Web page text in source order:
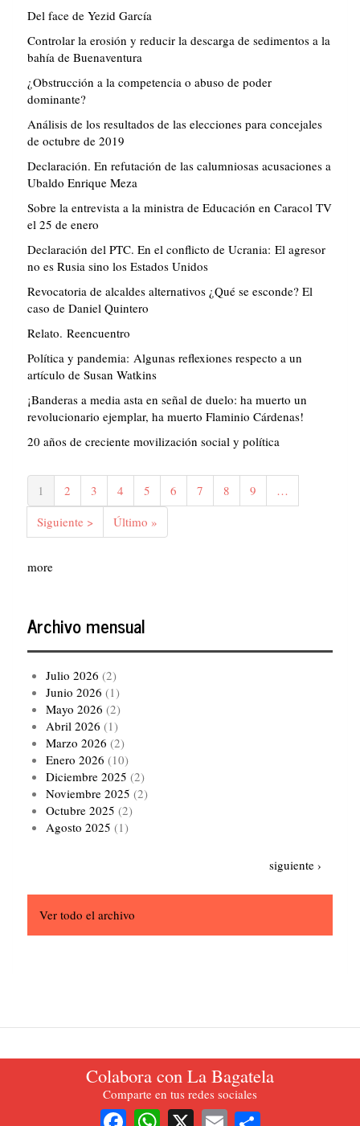
Colabora con La Bagatela
Comparte en tus redes sociales
FacebookWhatsApp
X Email
Del face de Yezid García
Controlar la erosión y reducir la descarga de sedimentos a la
bahía de Buenaventura
¿Obstrucción a la competencia o abuso de poder
dominante?
Análisis de los resultados de las elecciones para concejales
de octubre de 2019
Declaración. En refutación de las calumniosas acusaciones a
Ubaldo Enrique Meza
Sobre la entrevista a la ministra de Educación en Caracol TV
el 25 de enero
Declaración del PTC. En el conflicto de Ucrania: El agresor
no es Rusia sino los Estados Unidos
Revocatoria de alcaldes alternativos ¿Qué se esconde? El
caso de Daniel Quintero
Relato. Reencuentro
Política y pandemia: Algunas reflexiones respecto a un
artículo de Susan Watkins
¡Banderas a media asta en señal de duelo: ha muerto un
revolucionario ejemplar, ha muerto Flaminio Cárdenas!
20 años de creciente movilización social y política
Paginación
Página
actual
1 Página
2 Página
3 Página
4 Página
5 Página
6 Página
7 Página
8 Página
9
…
Siguiente
página
Siguiente >
Última
página
Último »
more
Archivo mensual
Julio 2026 (2)
Junio 2026 (1)
Mayo 2026 (2)
Abril 2026 (1)
Marzo 2026 (2)
Enero 2026 (10)
Diciembre 2025 (2)
Noviembre 2025 (2)
Octubre 2025 (2)
Agosto 2025 (1)
Siguiente
siguiente ›
Ver todo el archivo
La Bagatela. Periódico oficial del Partido del Trabajo de Colombia.